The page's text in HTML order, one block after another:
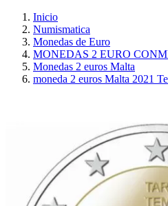
Inicio
Numismatica
Monedas de Euro
MONEDAS 2 EURO
Monedas 2 euros Malta
moneda 2 euros Malta 2021